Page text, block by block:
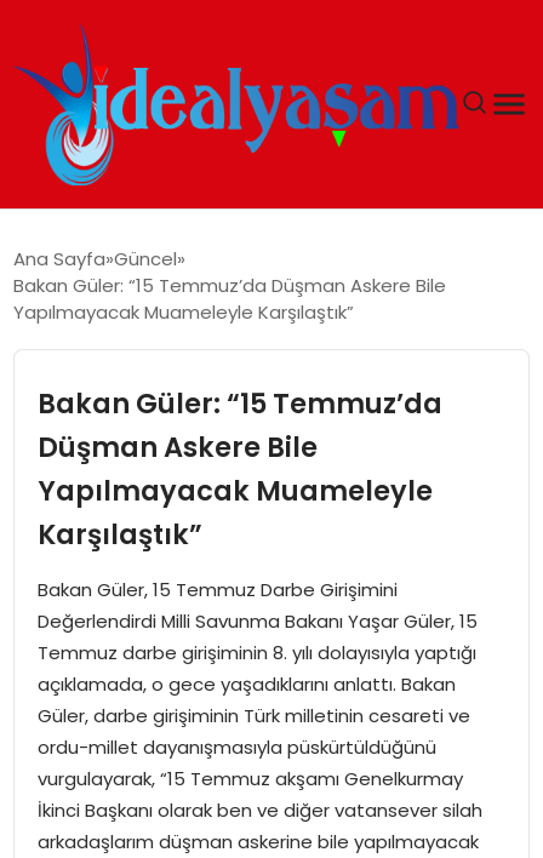
GÜNDEM
İDEAL SPOR
YAŞAM
MAGAZIN
SAĞLIK
SOSYAL HABER
Ana Sayfa Güncel
Bakan Güler: “15 Temmuz’da Düşman Askere Bile
Yapılmayacak Muameleyle Karşılaştık”
Bakan Güler: “15 Temmuz’da
Düşman Askere Bile
Yapılmayacak Muameleyle
Karşılaştık”
Bakan Güler, 15 Temmuz Darbe Girişimini
Değerlendirdi Milli Savunma Bakanı Yaşar Güler, 15
Temmuz darbe girişiminin 8. yılı dolayısıyla yaptığı
açıklamada, o gece yaşadıklarını anlattı. Bakan
Güler, darbe girişiminin Türk milletinin cesareti ve
ordu-millet dayanışmasıyla püskürtüldüğünü
vurgulayarak, “15 Temmuz akşamı Genelkurmay
İkinci Başkanı olarak ben ve diğer vatansever silah
arkadaşlarım düşman askerine bile yapılmayacak